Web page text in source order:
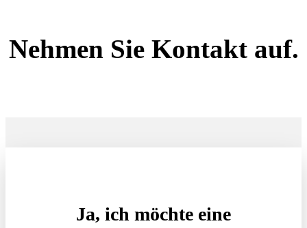
Nehmen Sie Kontakt auf.
Ja, ich möchte eine